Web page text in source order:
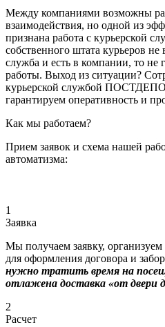
Между компаниями возможны
взаимодействия, но одной из
признана работа с курьерской
собственного штата курьеров не
служба и есть в компании, то не
работы. Выход из ситуации?
курьерской службой
гарантируем оперативность и
Как мы работаем?
Прием заявок и схема нашей
автоматизма:
1
Заявка
Мы получаем заявку,
для оформления договора и
нужно тратить время на
отлажена доставка «от двери
2
Расчет